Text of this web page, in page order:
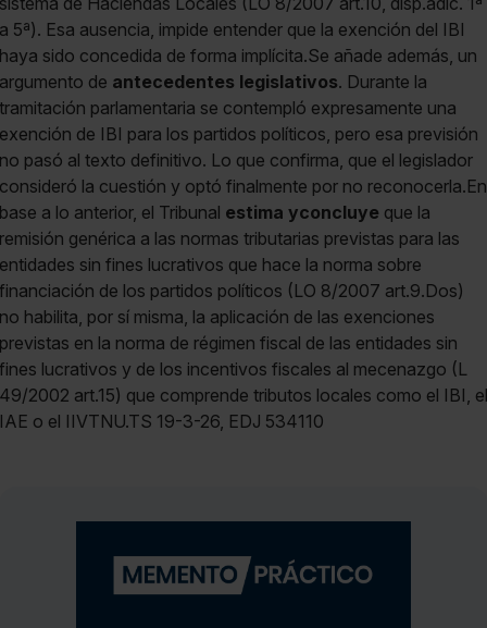
a 5ª). Esa ausencia, impide entender que la exención del IBI
haya sido concedida de forma implícita.Se añade además, un
argumento de antecedentes legislativos. Durante la
tramitación parlamentaria se contempló expresamente una
exención de IBI para los partidos políticos, pero esa previsión
no pasó al texto definitivo. Lo que confirma, que el legislador
consideró la cuestión y optó finalmente por no reconocerla.En
base a lo anterior, el Tribunal estima yconcluye que la
remisión genérica a las normas tributarias previstas para las
entidades sin fines lucrativos que hace la norma sobre
financiación de los partidos políticos (LO 8/2007 art.9.Dos)
no habilita, por sí misma, la aplicación de las exenciones
previstas en la norma de régimen fiscal de las entidades sin
fines lucrativos y de los incentivos fiscales al mecenazgo (L
49/2002 art.15) que comprende tributos locales como el IBI, el
IAE o el IIVTNU.TS 19-3-26, EDJ 534110